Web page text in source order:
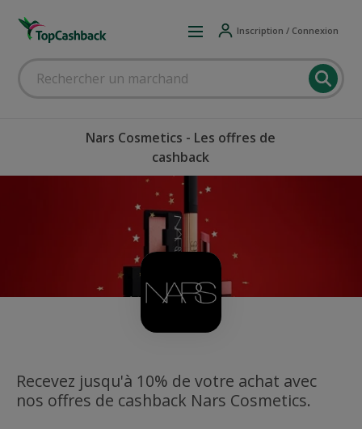
Inscription / Connexion
Nars Cosmetics - Les offres de
cashback
Recevez jusqu'à 10% de votre achat avec
nos offres de cashback Nars Cosmetics.